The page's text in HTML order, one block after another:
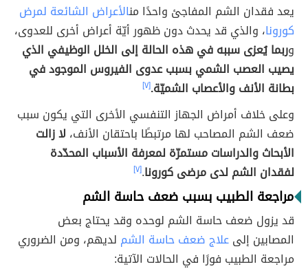
يعد فقدان الشم المفاجئ واحدًا منالأعراض الشائعة لمرض
كورونا، والذي قد يحدث دون ظهور أيّة أعراض أخرى للعدوى،
وربما يُعزى سببه في هذه الحالة إلى الخلل الوظيفي الذي
يصيب العصب الشمي بسبب عدوى الفيروس الموجود في
بطانة الأنف والأعصاب الشميّة.[٧]
وعلى خلاف أمراض الجهاز التنفسي الأخرى التي يكون سبب
ضعف الشم المصاحب لها مرتبطًا باحتقان الأنف، لا زالت
الأبحاث والدراسات مستمرّة لمعرفة الأسباب المحدّدة
لفقدان الشم لدى مرضى كورونا.[٧]
مراجعة الطبيب بسبب ضعف حاسة الشم
قد يزول ضعف حاسة الشم لوحده وقد يحتاج بعض
المصابين إلىعلاج ضعف حاسة الشم لديهم، ومن الضروري
مراجعة الطبيب فورًا في الحالات الآتية: